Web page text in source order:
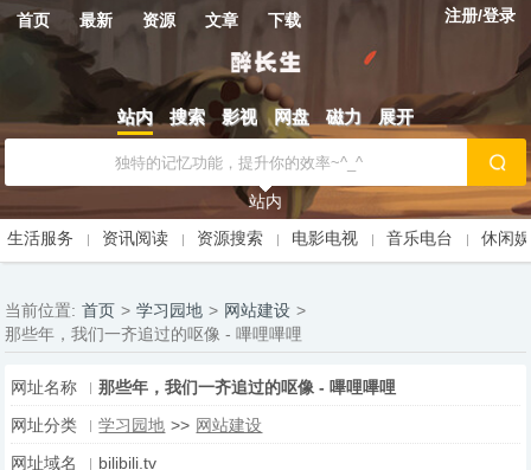
首页 最新 资源 文章 下载 注册/登录
站内 搜索 影视 网盘 磁力 展开
站内
生活服务
资讯阅读 资源搜索 电影电视 音乐电台 休闲
当前位置: 首页 > 学习园地 > 网站建设 >
那些年，我们一齐追过的呕像 - 嗶哩嗶哩
网址名称
那些年，我们一齐追过的呕像 - 嗶哩嗶哩
网址分类
学习园地 >> 网站建设
网址域名
bilibili.tv